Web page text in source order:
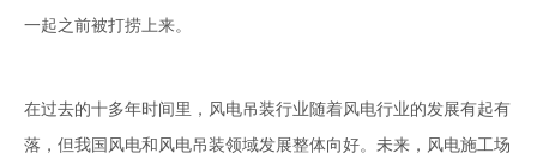
一起之前被打捞上来。
在过去的十多年时间里，风电吊装行业随着风电行业的发展有起有
落，但我国风电和风电吊装领域发展整体向好。未来，风电施工场